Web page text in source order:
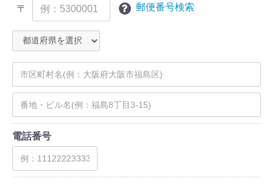
〒 郵便番号検索
電話番号